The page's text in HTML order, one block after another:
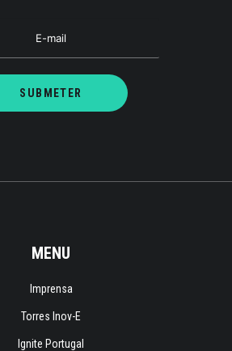
MENU
Imprensa
Torres Inov-E
Ignite Portugal